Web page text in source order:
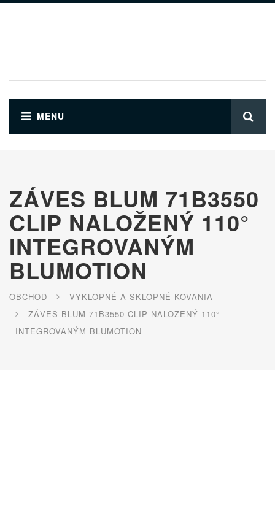
ZÁVES BLUM 71B3550
CLIP NALOŽENÝ 110°
INTEGROVANÝM
BLUMOTION
OBCHOD
VYKLOPNÉ A SKLOPNÉ KOVANIA
ZÁVES BLUM 71B3550 CLIP NALOŽENÝ 110°
INTEGROVANÝM BLUMOTION